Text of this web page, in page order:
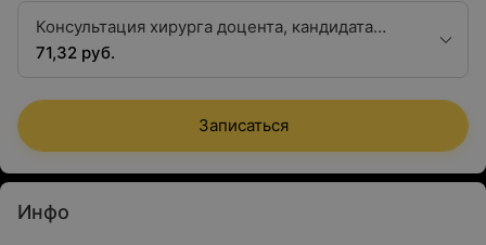
Консультация хирурга доцента, кандидата
медицинских наук
71,32 руб.
Записаться
Инфо